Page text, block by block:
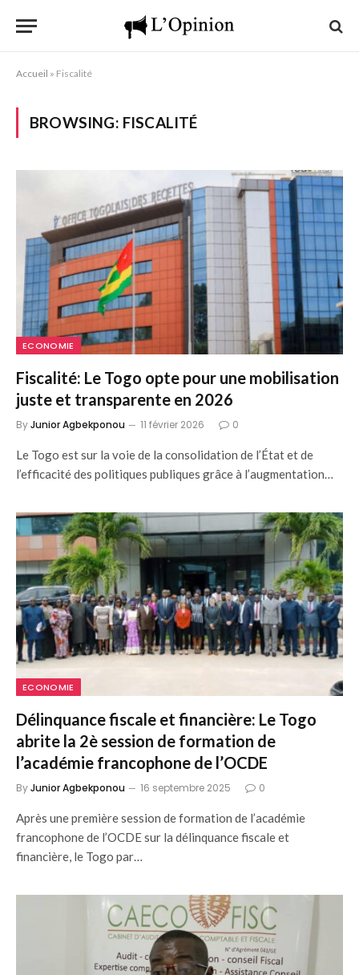
Accueil » Fiscalité
BROWSING: FISCALITÉ
ECONOMIE
Fiscalité: Le Togo opte pour une mobilisation
juste et transparente en 2026
ByJunior Agbekponou 11 février 2026 0
Le Togo est sur la voie de la consolidation de l’État et de
l’efficacité des politiques publiques grâce à l’augmentation…
ECONOMIE
Délinquance fiscale et financière: Le Togo
abrite la 2è session de formation de
l’académie francophone de l’OCDE
ByJunior Agbekponou 16 septembre 2025 0
Après une première session de formation de l’académie
francophone de l’OCDE sur la délinquance fiscale et
financière, le Togo par…